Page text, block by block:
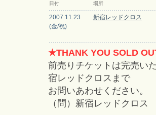
日付 場所
2007.11.23
(金/祝)
新宿レッドクロス
★THANK YOU SOLD
前売りチケットは完売い
宿レッドクロスまで
お問いあわせください。
（問）新宿レッドクロ